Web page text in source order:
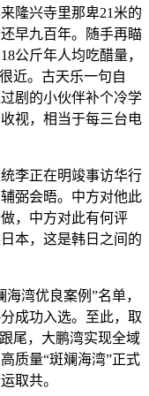
隆兴寺里那卑21米的
早九百年。随手再瞄
公斤年人均吃醋量，
近。古天乐一句自
剧的小伙伴补个冷学
视，相当于每三台电
李正在明竣事访华行
弼会晤。中方对他此
，中方对此有何评
本，这是韩日之间的
湾优良案例”名单，
成功入选。至此，取
尾，大鹏湾实现全域
质量“斑斓海湾”正式
取共。